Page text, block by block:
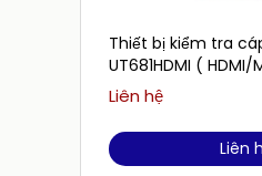
Thiết bị kiểm tra
UT681HDMI ( HDMI/
Liên hệ
Liên